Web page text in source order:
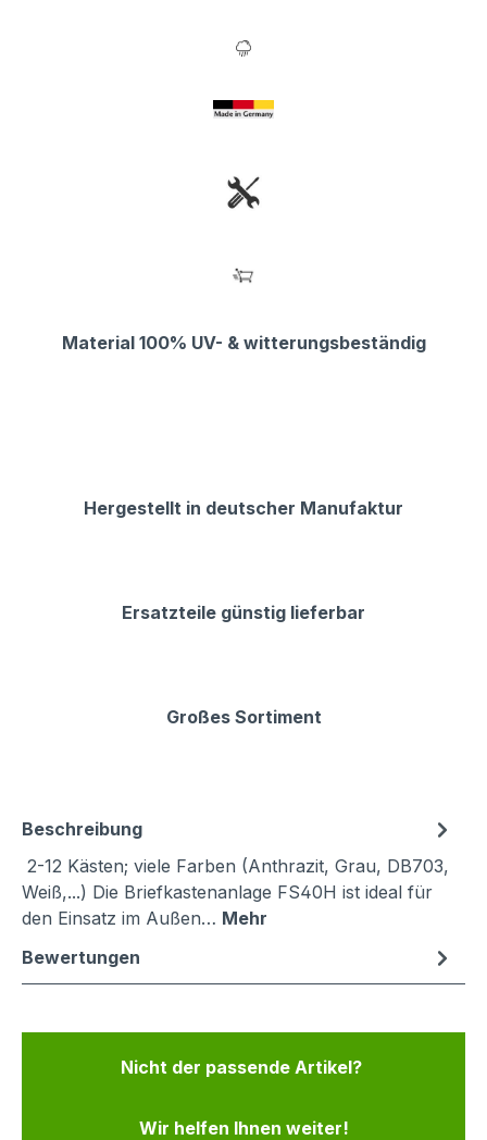
Material 100% UV- & witterungsbeständig
Hergestellt in deutscher Manufaktur
Ersatzteile günstig lieferbar
Großes Sortiment
Beschreibung
2-12 Kästen; viele Farben (Anthrazit, Grau, DB703,
Weiß,...) Die Briefkastenanlage FS40H ist ideal für
den Einsatz im Außen… Mehr
Bewertungen
Nicht der passende Artikel?
Wir helfen Ihnen weiter!